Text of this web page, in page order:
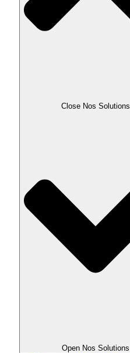
Close Nos Solutions
Open Nos Solutions